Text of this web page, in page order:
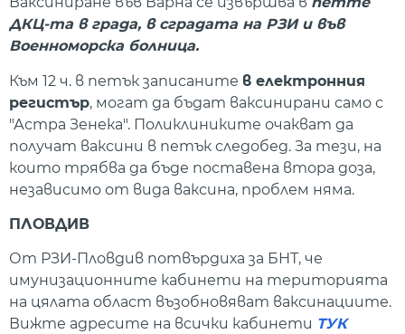
ДКЦ-та в града, в сградата на РЗИ и във
Военноморска болница.
Към 12 ч. в петък записаните в електронния
регистър, могат да бъдат ваксинирани само с
"Астра Зенека". Поликлиниките очакват да
получат ваксини в петък следобед. За тези, на
които трябва да бъде поставена втора доза,
независимо от вида ваксина, проблем няма.
ПЛОВДИВ
От РЗИ-Пловдив потвърдиха за БНТ, че
имунизационните кабинети на територията
на цялата област възобновяват ваксинациите.
Вижте адресите на всички кабинети ТУК